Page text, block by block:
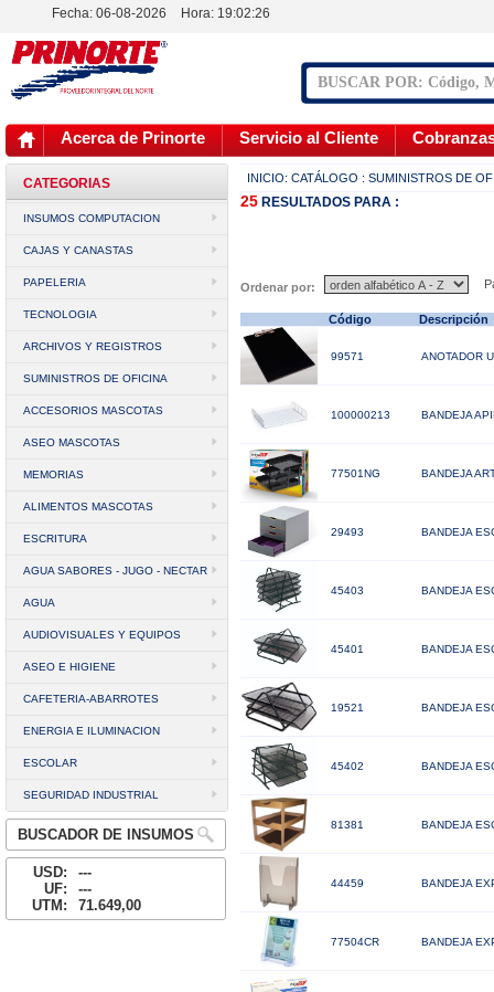
Fecha: 06-08-2026 Hora: 19:02:26
Acerca de Prinorte Servicio al Cliente
CATEGORIAS
INSUMOS COMPUTACION
CAJAS Y CANASTAS
PAPELERIA
TECNOLOGIA
ARCHIVOS Y REGISTROS
SUMINISTROS DE OFICINA
ACCESORIOS MASCOTAS
ASEO MASCOTAS
MEMORIAS
ALIMENTOS MASCOTAS
ESCRITURA
AGUA SABORES - JUGO - NECTAR
AGUA
AUDIOVISUALES Y EQUIPOS
ASEO E HIGIENE
CAFETERIA-ABARROTES
ENERGIA E ILUMINACION
ESCOLAR
SEGURIDAD INDUSTRIAL
BUSCADOR DE INSUMOS
USD:
---
UF:
---
UTM:
71.649,00
INICIO: CATÁLOGO : SUMINISTROS DE
25 RESULTADOS PARA :
Ordenar por:
Código
99571 ANOTADOR
100000213 BANDEJA
77501NG BANDEJA
29493 BANDEJA
45403 BANDEJA
45401 BANDEJA
19521 BANDEJA
45402 BANDEJA
81381 BANDEJA
44459 BANDEJA
77504CR BANDEJA